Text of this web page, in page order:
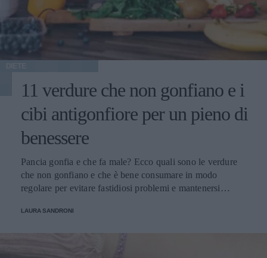
11 verdure che non gonfiano e i
cibi antigonfiore per un pieno di
benessere
Pancia gonfia e che fa male? Ecco quali sono le verdure
che non gonfiano e che è bene consumare in modo
regolare per evitare fastidiosi problemi e mantenersi
LAURA SANDRONI